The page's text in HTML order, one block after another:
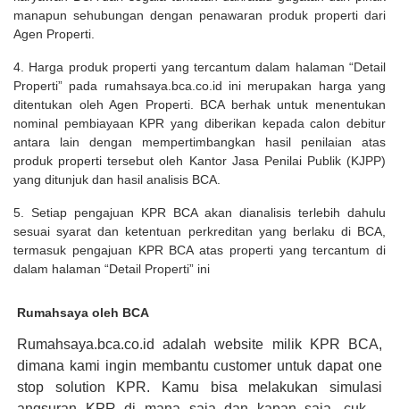
manapun sehubungan dengan penawaran produk properti dari
Agen Properti.
4. Harga produk properti yang tercantum dalam halaman “Detail
Properti” pada rumahsaya.bca.co.id ini merupakan harga yang
ditentukan oleh Agen Properti. BCA berhak untuk menentukan
nominal pembiayaan KPR yang diberikan kepada calon debitur
antara lain dengan mempertimbangkan hasil penilaian atas
produk properti tersebut oleh Kantor Jasa Penilai Publik (KJPP)
yang ditunjuk dan hasil analisis BCA.
5. Setiap pengajuan KPR BCA akan dianalisis terlebih dahulu
sesuai syarat dan ketentuan perkreditan yang berlaku di BCA,
termasuk pengajuan KPR BCA atas properti yang tercantum di
dalam halaman “Detail Properti” ini
Rumahsaya oleh BCA
Rumahsaya.bca.co.id adalah website milik KPR BCA,
dimana kami ingin membantu customer untuk dapat one
stop solution KPR. Kamu bisa melakukan simulasi